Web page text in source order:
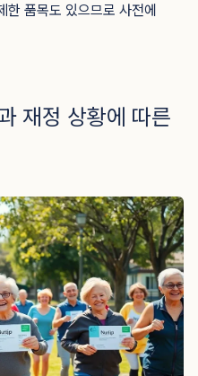
한 품목도 있으므로 사전에
재정 상황에 따른